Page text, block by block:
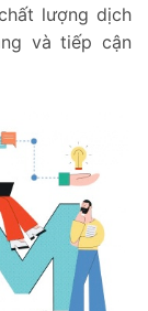
lượng dịch
và tiếp cận